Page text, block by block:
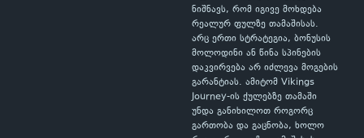
ნიშნავს, რომ იგივე მოხდება
რეალურ ფულზე თამაშისას.
არც ერთი სტრატეგია, ბონუსის
მოლოდინი ან წინა სპინების
დაკვირვება არ იძლევა მოგების
გარანტიას. ამიტომ Vikings
Journey-ის ქულებზე თამაში
უნდა განიხილოთ როგორც
გართობა და გაცნობა, ხოლო